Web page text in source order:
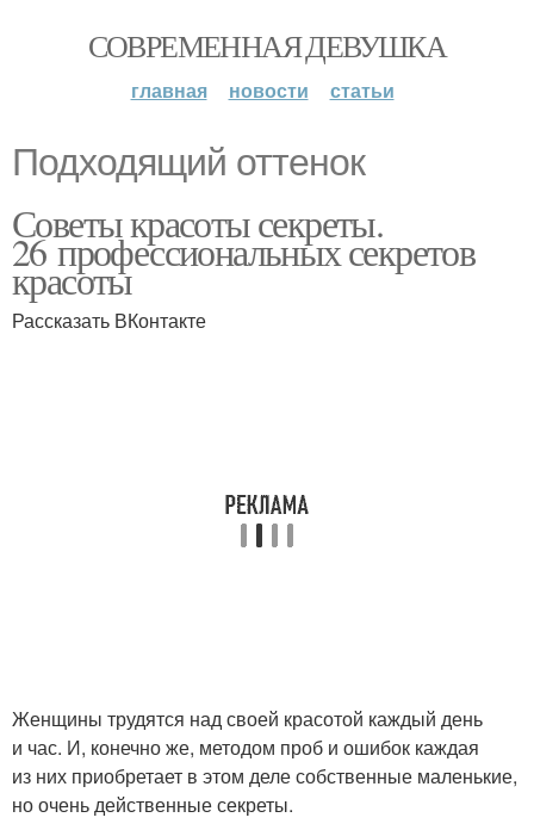
СОВРЕМЕННАЯ ДЕВУШКА
главная новости статьи
Подходящий оттенок
Советы красоты секреты.
26 профессиональных секретов
красоты
Рассказать ВКонтакте
Женщины трудятся над своей красотой каждый день
и час. И, конечно же, методом проб и ошибок каждая
из них приобретает в этом деле собственные маленькие,
но очень действенные секреты.